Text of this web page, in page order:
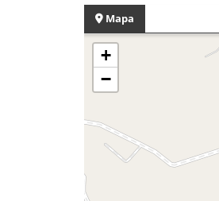
Mapa
+
−